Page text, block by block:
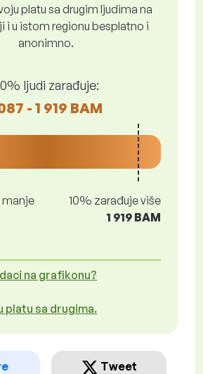
platu sa drugim ljudima na
i u istom regionu besplatno i
anonimno.
ljudi zarađuje:
- 1 919 BAM
manje
10% zarađuje više
1 919 BAM
na grafikonu?
platu sa drugima.
Tweet